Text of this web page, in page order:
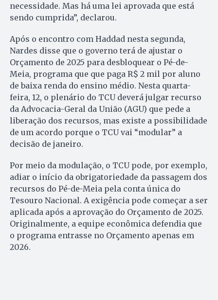
necessidade. Mas há uma lei aprovada que está
sendo cumprida”, declarou.
Após o encontro com Haddad nesta segunda,
Nardes disse que o governo terá de ajustar o
Orçamento de 2025 para desbloquear o Pé-de-
Meia, programa que que paga R$ 2 mil por aluno
de baixa renda do ensino médio. Nesta quarta-
feira, 12, o plenário do TCU deverá julgar recurso
da Advocacia-Geral da União (AGU) que pede a
liberação dos recursos, mas existe a possibilidade
de um acordo porque o TCU vai “modular” a
decisão de janeiro.
Por meio da modulação, o TCU pode, por exemplo,
adiar o início da obrigatoriedade da passagem dos
recursos do Pé-de-Meia pela conta única do
Tesouro Nacional. A exigência pode começar a ser
aplicada após a aprovação do Orçamento de 2025.
Originalmente, a equipe econômica defendia que
o programa entrasse no Orçamento apenas em
2026.